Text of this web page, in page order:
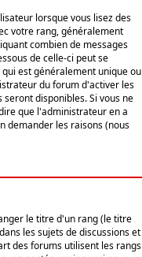
lorsque vous lisez des
votre rang, généralement
combien de messages
de celle-ci peut se
est généralement unique ou
du forum d'activer les
disponibles. Si vous ne
que l'administrateur en a
demander les raisons (nous
le titre d'un rang (le titre
les sujets de discussions et
des forums utilisent les rangs